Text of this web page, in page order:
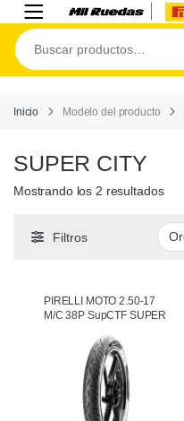
Inicio Modelo del producto
SUPER CITY
Mostrando los 2 resultados
Filtros
PIRELLI MOTO 2.50-17
M/C 38P SupCTF SUPER